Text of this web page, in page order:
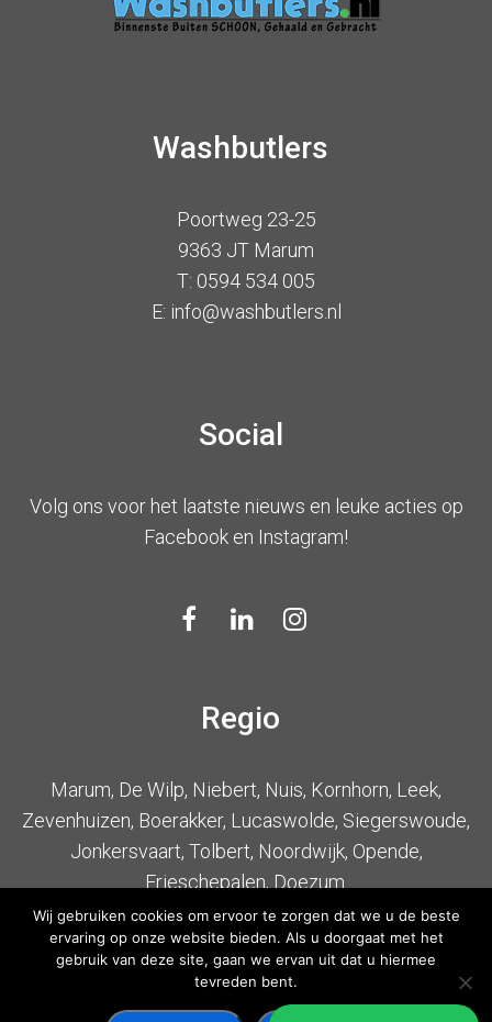
Washbutlers
Poortweg 23-25
9363 JT Marum
T: 0594 534 005
E: info@washbutlers.nl
Social
Volg ons voor het laatste nieuws en leuke acties op
Facebook en Instagram!
Regio
Marum, De Wilp, Niebert, Nuis, Kornhorn, Leek,
Zevenhuizen, Boerakker, Lucaswolde, Siegerswoude,
Jonkersvaart, Tolbert, Noordwijk, Opende,
Frieschepalen, Doezum.
Algemene Voorwaarden
-
Sitemap-Webdesign Lex Blomsma
Wij gebruiken cookies om ervoor te zorgen dat we u de beste
ervaring op onze website bieden. Als u doorgaat met het
gebruik van deze site, gaan we ervan uit dat u hiermee
tevreden bent.